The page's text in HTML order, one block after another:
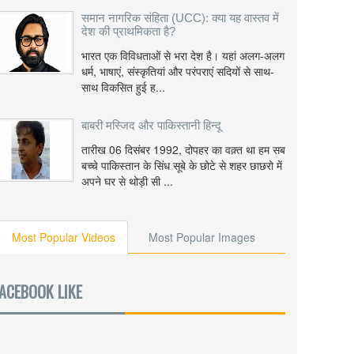
समान नागरिक संहिता (UCC): क्या यह वास्तव में
देश की प्राथमिकता है?
भारत एक विविधताओं से भरा देश है। यहां अलग-अलग
धर्म, भाषाएं, संस्कृतियां और परंपराएं सदियों से साथ-
साथ विकसित हुई ह...
बाबरी मस्जिद और पाकिस्तानी हिन्दू
तारीख 06 दिसंबर 1992, दोपहर का वक़्त था हम सब
बच्चे पाकिस्तान के सिंध सूबे के छोटे से शहर छाछरो में
अपने घर से थोड़ी सी ...
Most Popular Videos Most Popular Images
LIKE